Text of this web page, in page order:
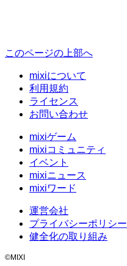
このページの上部へ
mixiについて
利用規約
ライセンス
お問い合わせ
mixiゲーム
mixiコミュニティ
イベント
mixiニュース
mixiワード
運営会社
プライバシーポリシー
健全化の取り組み
©MIXI